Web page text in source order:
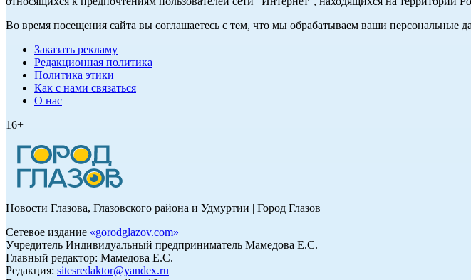
Во время посещения сайта вы соглашаетесь с тем, что мы обрабатываем ваши персональные
Заказать рекламу
Редакционная политика
Политика этики
Как с нами связаться
О нас
16+
Новости Глазова, Глазовского района и Удмуртии | Город Глазов
Сетевое издание «gorodglazov.com»
Учредитель Индивидуальный предприниматель Мамедова Е.С.
Главный редактор: Мамедова Е.С.
Редакция: sitesredaktor@yandex.ru